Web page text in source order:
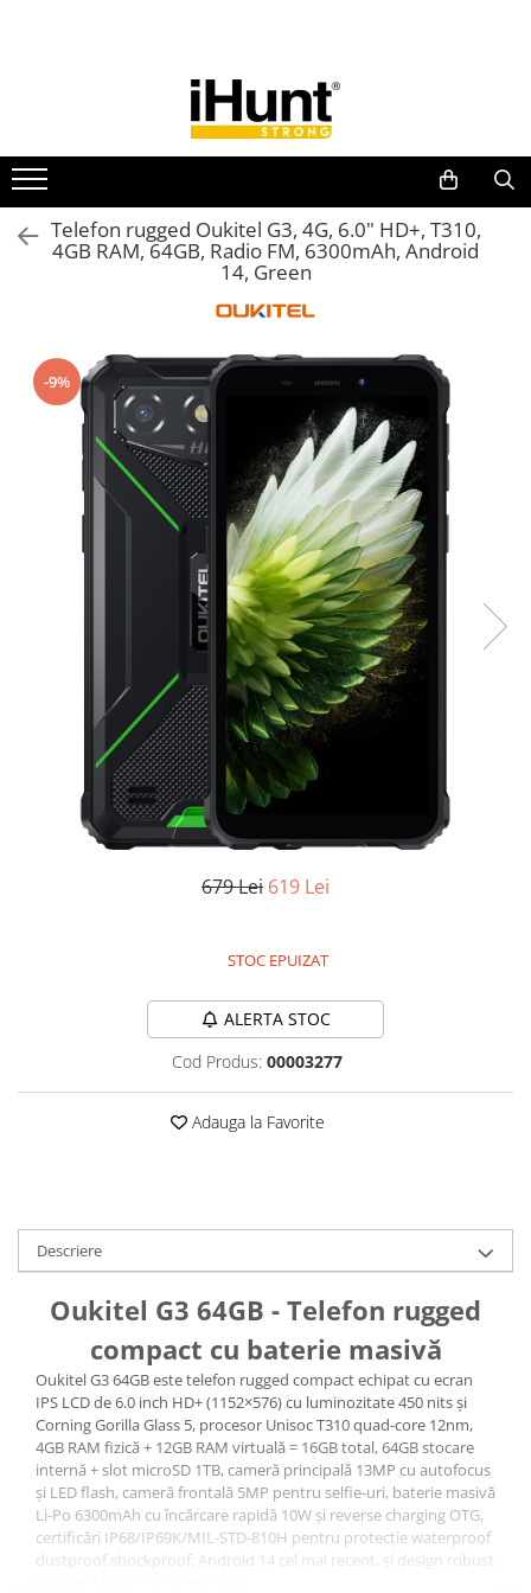
TELEFOANE & TABLETE IHUNT
Telefoane iHunt
Smartphone
Telefoane Rezistente
Telefoane Butoane
Accesorii telefoane
Huse protectie
Smartwatch
Accesorii smartwatch
ELECTROCASNICE
Deshidratoare
Aparate de Cafea
Aspiratoare Verticale
Friteuze Aer Cald / Air Fryer
Roboți Gradină
Lăzi Frigorifice
INGRIJIRE PERSONALA
Uscătoare de Păr
Plăci de Îndreptat Părul
SPA
CASA, GRADINA SI BRICOLAJ
Sigurante inteligente
Camere de supraveghere
Climatizare
Telefon rugged Oukitel G3, 4G, 6.0" HD+, T310,
4GB RAM, 64GB, Radio FM, 6300mAh, Android
14, Green
-9%
679 Lei 619 Lei
STOC EPUIZAT
ALERTA STOC
Cod Produs: 00003277
Adauga la Favorite
Descriere
Oukitel G3 64GB - Telefon rugged
compact cu baterie masivă
Oukitel G3 64GB este telefon rugged compact echipat cu ecran
IPS LCD de 6.0 inch HD+ (1152×576) cu luminozitate 450 nits și
Corning Gorilla Glass 5, procesor Unisoc T310 quad-core 12nm,
4GB RAM fizică + 12GB RAM virtuală = 16GB total, 64GB stocare
internă + slot microSD 1TB, cameră principală 13MP cu autofocus
și LED flash, cameră frontală 5MP pentru selfie-uri, baterie masivă
Li-Po 6300mAh cu încărcare rapidă 10W și reverse charging OTG,
certificări IP68/IP69K/MIL-STD-810H pentru protecție waterproof
dustproof shockproof, Android 14 cel mai recent, și design robust